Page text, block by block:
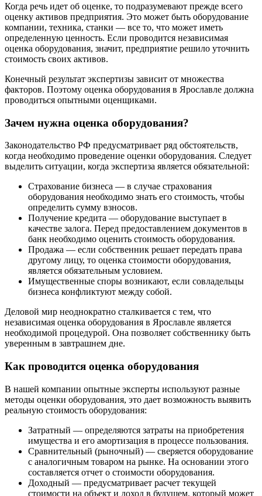
Когда речь идет об оценке, то подразумевают прежде всего
оценку активов предприятия. Это может быть оборудование
компании, техника, станки — все то, что может иметь
определенную ценность. Если проводится независимая
оценка оборудования, значит, предприятие решило уточнить
стоимость своих активов.
Конечный результат экспертизы зависит от множества
факторов. Поэтому оценка оборудования в Ярославле должна
проводиться опытными оценщиками.
Зачем нужна оценка оборудования?
Законодательство РФ предусматривает ряд обстоятельств,
когда необходимо проведение оценки оборудования. Следует
выделить ситуации, когда экспертиза является обязательной:
Страхование бизнеса — в случае страхования
оборудования необходимо знать его стоимость, чтобы
определить сумму взносов.
Получение кредита — оборудование выступает в
качестве залога. Перед предоставлением документов в
банк необходимо оценить стоимость оборудования.
Продажа — если собственник решает передать права
другому лицу, то оценка стоимости оборудования,
является обязательным условием.
Имущественные споры возникают, если совладельцы
бизнеса конфликтуют между собой.
Деловой мир неоднократно сталкивается с тем, что
независимая оценка оборудования в Ярославле является
необходимой процедурой. Она позволяет собственнику быть
уверенным в завтрашнем дне.
Как проводится оценка оборудования
В нашей компании опытные эксперты используют разные
методы оценки оборудования, это дает возможность выявить
реальную стоимость оборудования:
Затратный — определяются затраты на приобретения
имущества и его амортизация в процессе пользования.
Сравнительный (рыночный) — сверяется оборудование
с аналогичным товаром на рынке. На основании этого
составляется отчет о стоимости оборудования.
Доходный — предусматривает расчет текущей
стоимости на объект и доход в будущем, который может